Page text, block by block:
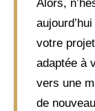
Alors,
votre
adaptée à
vers une
de